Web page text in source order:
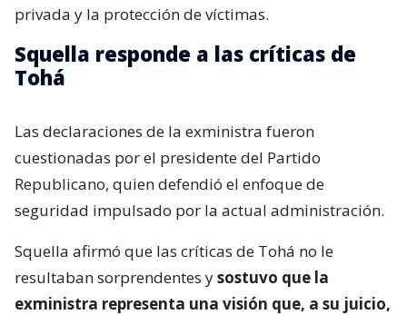
privada y la protección de víctimas.
Squella responde a las críticas de
Tohá
Las declaraciones de la exministra fueron
cuestionadas por el presidente del Partido
Republicano, quien defendió el enfoque de
seguridad impulsado por la actual administración.
Squella afirmó que las críticas de Tohá no le
resultaban sorprendentes ysostuvo que la
exministra representa una visión que, a su juicio,